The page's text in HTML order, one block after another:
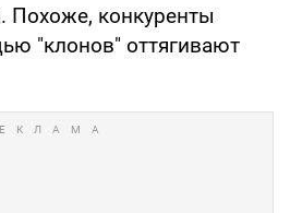
Похоже, конкуренты
"клонов" оттягивают